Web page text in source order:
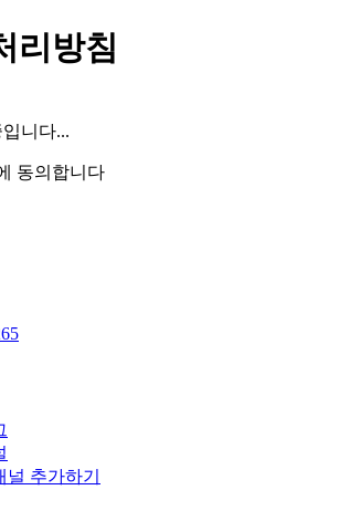
리방침
니다...
동의합니다